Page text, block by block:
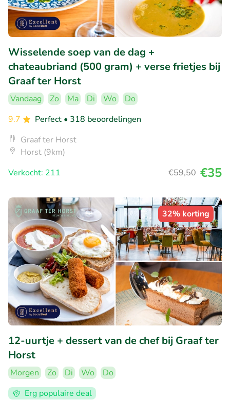
Wisselende soep van de dag +
chateaubriand (500 gram) + verse frietjes bij
Graaf ter Horst
Vandaag Zo Ma Di Wo
Do
9.7
Perfect • 318 beoordelingen
Graaf ter Horst
Horst (9km)
Verkocht: 211
€59,50 €35
32% korting
12-uurtje + dessert van de chef bij Graaf ter
Horst
Morgen Zo Di Wo
Do
Erg populaire deal